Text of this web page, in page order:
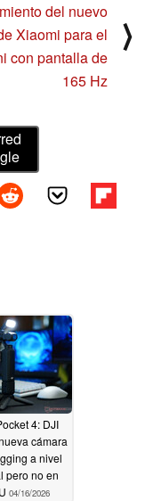
del nuevo
Xiaomi para el
con pantalla de
165 Hz
⟩
4: DJI
cámara
a nivel
pero no en
04/16/2026